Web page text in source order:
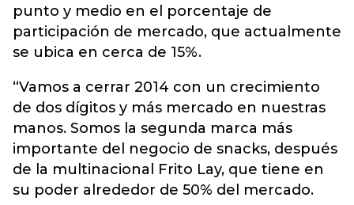
punto y medio en el porcentaje de
participación de mercado, que actualmente
se ubica en cerca de 15%.
“Vamos a cerrar 2014 con un crecimiento
de dos dígitos y más mercado en nuestras
manos. Somos la segunda marca más
importante del negocio de snacks, después
de la multinacional Frito Lay, que tiene en
su poder alrededor de 50% del mercado.